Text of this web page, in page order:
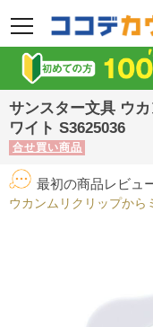
メニュー
サンスター文具 ウ
ワイト S3625036
合せ買い商品
最初の商品レビュ
ウカンムリクリップから